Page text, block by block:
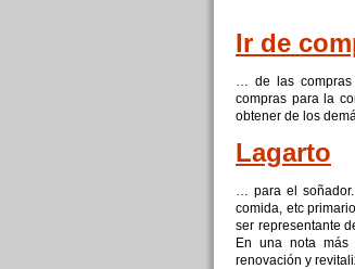
Ir de
… de las compras
compras para la
obtener de los
Lagarto
… para el
comida, etc
ser representante
En una nota más
renovación y